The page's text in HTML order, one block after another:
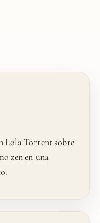
Lola Torrent sobre
zen en una